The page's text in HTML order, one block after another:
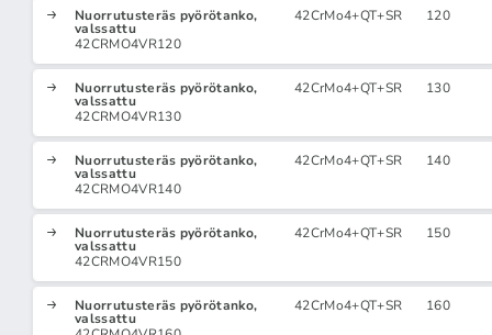
Nuorrutusteräs pyörötanko,
valssattu
42CRMO4VR120
42CrMo4+QT+SR 120
Nuorrutusteräs pyörötanko,
valssattu
42CRMO4VR130
42CrMo4+QT+SR 130
Nuorrutusteräs pyörötanko,
valssattu
42CRMO4VR140
42CrMo4+QT+SR 140
Nuorrutusteräs pyörötanko,
valssattu
42CRMO4VR150
42CrMo4+QT+SR 150
Nuorrutusteräs pyörötanko,
valssattu
42CrMo4+QT+SR 160